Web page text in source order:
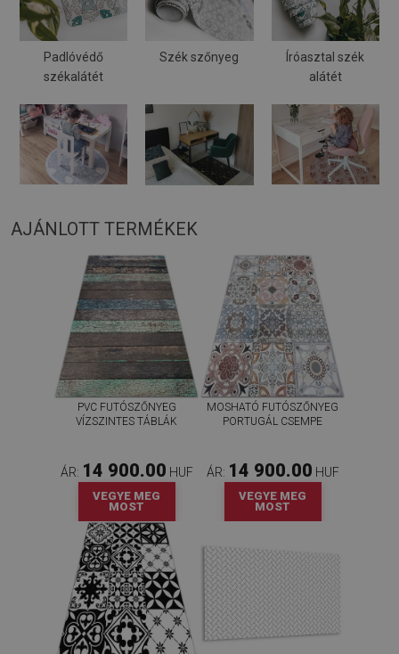
Padlóvédő
székalátét
Szék szőnyeg
Íróasztal szék
alátét
AJÁNLOTT TERMÉKEK
PVC FUTÓSZŐNYEG
VÍZSZINTES TÁBLÁK
ÁR: 14 900.00 HUF
VEGYE MEG
MOST
MOSHATÓ FUTÓSZŐNYEG
PORTUGÁL CSEMPE
ÁR: 14 900.00 HUF
VEGYE MEG
MOST